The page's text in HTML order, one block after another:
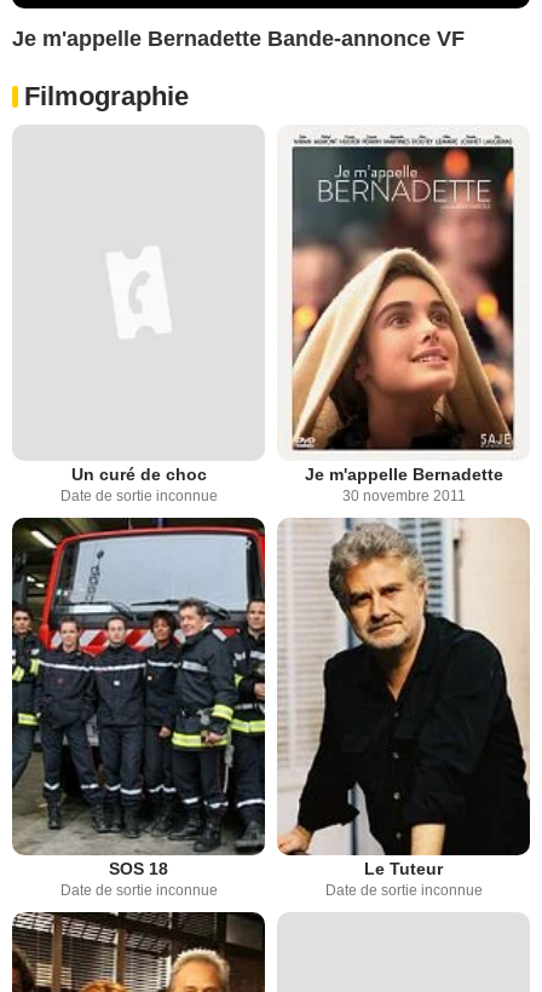
Je m'appelle Bernadette Bande-annonce VF
Filmographie
Un curé de choc
Date de sortie inconnue
Je m'appelle Bernadette
30 novembre 2011
SOS 18
Date de sortie inconnue
Le Tuteur
Date de sortie inconnue